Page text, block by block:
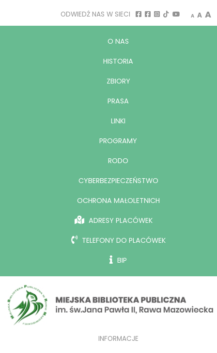
ODWIEDŹ NAS W SIECI A A A
O NAS
HISTORIA
ZBIORY
PRASA
LINKI
PROGRAMY
RODO
CYBERBEZPIECZEŃSTWO
OCHRONA MAŁOLETNICH
ADRESY PLACÓWEK
TELEFONY DO PLACÓWEK
BIP
INFORMACJE